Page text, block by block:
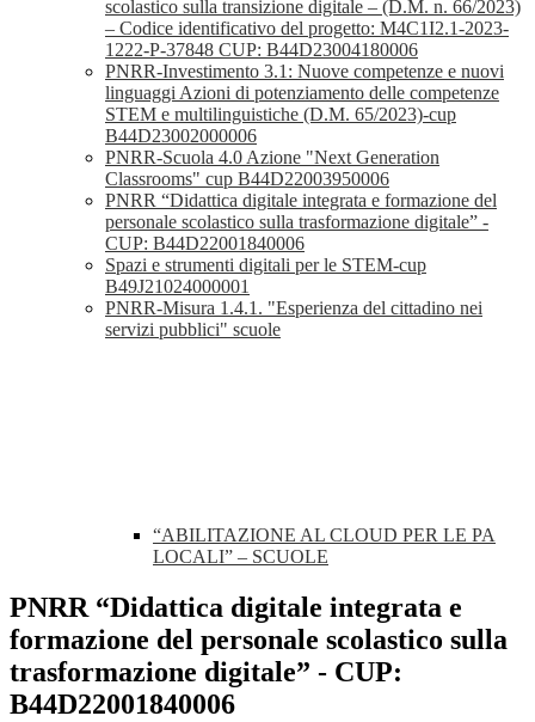
scolastico sulla transizione digitale – (D.M. n. 66/2023)
– Codice identificativo del progetto: M4C1I2.1-2023-
1222-P-37848 CUP: B44D23004180006
PNRR-Investimento 3.1: Nuove competenze e nuovi
linguaggi Azioni di potenziamento delle competenze
STEM e multilinguistiche (D.M. 65/2023)-cup
B44D23002000006
PNRR-Scuola 4.0 Azione "Next Generation
Classrooms" cup B44D22003950006
PNRR “Didattica digitale integrata e formazione del
personale scolastico sulla trasformazione digitale” -
CUP: B44D22001840006
Spazi e strumenti digitali per le STEM-cup
B49J21024000001
PNRR-Misura 1.4.1. "Esperienza del cittadino nei
servizi pubblici" scuole
“ABILITAZIONE AL CLOUD PER LE PA
LOCALI” – SCUOLE
PNRR “Didattica digitale integrata e
formazione del personale scolastico sulla
trasformazione digitale” - CUP:
B44D22001840006